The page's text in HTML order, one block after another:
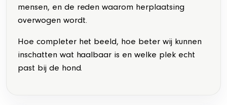
mensen, en de reden waarom herplaatsing
overwogen wordt.
Hoe completer het beeld, hoe beter wij kunnen
inschatten wat haalbaar is en welke plek echt
past bij de hond.